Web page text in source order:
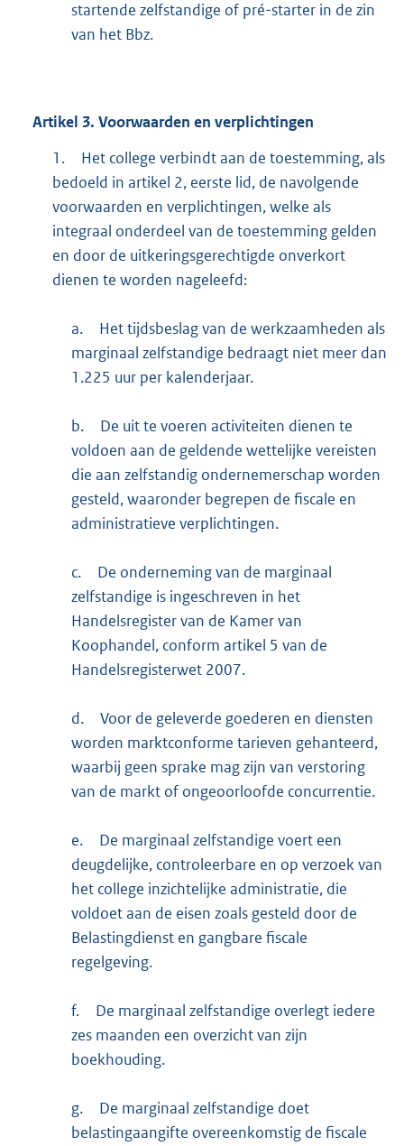
startende zelfstandige of pré-starter in de zin
van het Bbz.
Artikel 3. Voorwaarden en verplichtingen
1.
Het college verbindt aan de toestemming, als
bedoeld in artikel 2, eerste lid, de navolgende
voorwaarden en verplichtingen, welke als
integraal onderdeel van de toestemming gelden
en door de uitkeringsgerechtigde onverkort
dienen te worden nageleefd:
a.
Het tijdsbeslag van de werkzaamheden als
marginaal zelfstandige bedraagt niet meer dan
1.225 uur per kalenderjaar.
b.
De uit te voeren activiteiten dienen te
voldoen aan de geldende wettelijke vereisten
die aan zelfstandig ondernemerschap worden
gesteld, waaronder begrepen de fiscale en
administratieve verplichtingen.
c.
De onderneming van de marginaal
zelfstandige is ingeschreven in het
Handelsregister van de Kamer van
Koophandel, conform artikel 5 van de
Handelsregisterwet 2007.
d.
Voor de geleverde goederen en diensten
worden marktconforme tarieven gehanteerd,
waarbij geen sprake mag zijn van verstoring
van de markt of ongeoorloofde concurrentie.
e.
De marginaal zelfstandige voert een
deugdelijke, controleerbare en op verzoek van
het college inzichtelijke administratie, die
voldoet aan de eisen zoals gesteld door de
Belastingdienst en gangbare fiscale
regelgeving.
f.
De marginaal zelfstandige overlegt iedere
zes maanden een overzicht van zijn
boekhouding.
g.
De marginaal zelfstandige doet
belastingaangifte overeenkomstig de fiscale